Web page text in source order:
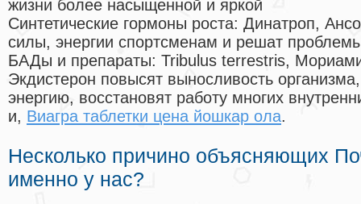
жизни более насыщенной и яркой
Синтетические гормоны роста: Динатроп,
силы, энергии спортсменам и решат
БАДы и препараты: Tribulus terrestris,
Экдистерон повысят выносливость
энергию, восстановят работу многих
и, Виагра таблетки цена йошкар ола.
Несколько причино объясняющих
именно у нас?